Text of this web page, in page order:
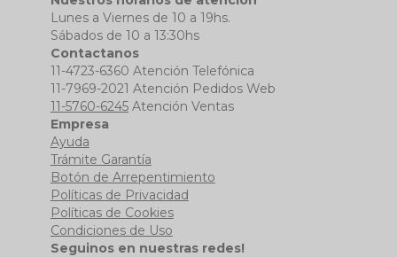
Lunes a Viernes de 10 a 19hs.
Sábados de 10 a 13:30hs
Contactanos
11-4723-6360 Atención Telefónica
11-7969-2021 Atención Pedidos Web
11-5760-6245Atención Ventas
Empresa
Ayuda
Trámite Garantía
Botón de Arrepentimiento
Políticas de Privacidad
Políticas de Cookies
Condiciones de Uso
Seguinos en nuestras redes!